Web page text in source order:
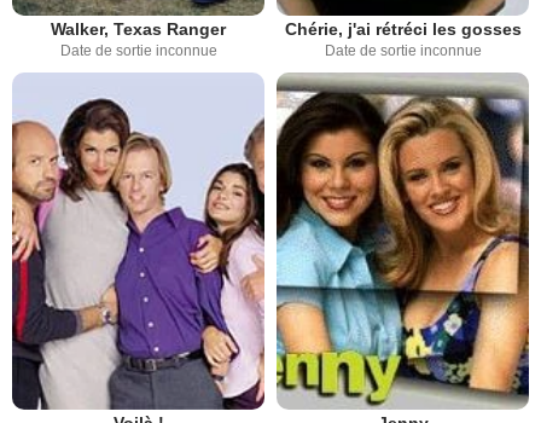
Walker, Texas Ranger
Date de sortie inconnue
Chérie, j'ai rétréci les gosses
Date de sortie inconnue